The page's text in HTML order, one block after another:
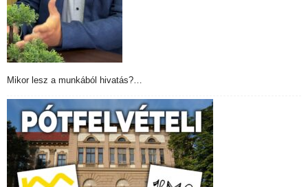
Mikor lesz a munkából hivatás?…